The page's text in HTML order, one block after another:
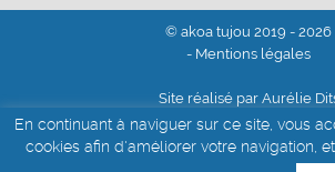
© akoa tujou 2019 - 2026
- Mentions légales
Site réalisé par Aurélie
En continuant à naviguer sur ce site, vous
cookies afin d'améliorer votre navigation,